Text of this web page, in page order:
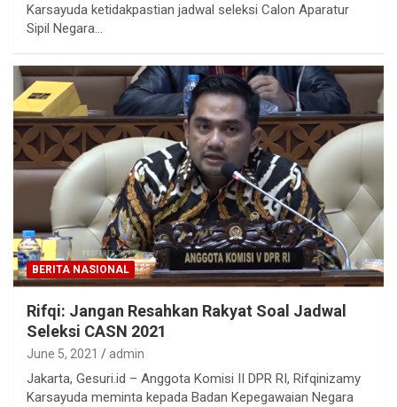
Karsayuda ketidakpastian jadwal seleksi Calon Aparatur
Sipil Negara…
BERITA NASIONAL
Rifqi: Jangan Resahkan Rakyat Soal Jadwal
Seleksi CASN 2021
June 5, 2021 admin
Jakarta, Gesuri.id – Anggota Komisi II DPR RI, Rifqinizamy
Karsayuda meminta kepada Badan Kepegawaian Negara